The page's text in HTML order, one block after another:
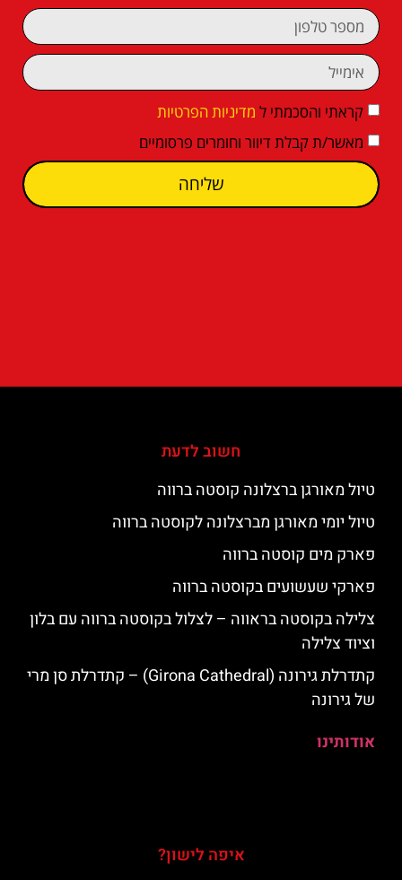
קראתי והסכמתי ל מדיניות הפרטיות
מאשר/ת קבלת דיוור וחומרים פרסומיים
שליחה
חשוב לדעת
טיול מאורגן ברצלונה קוסטה ברווה
טיול יומי מאורגן מברצלונה לקוסטה ברווה
פארק מים קוסטה ברווה
פארקי שעשועים בקוסטה ברווה
צלילה בקוסטה בראווה – לצלול בקוסטה ברווה עם בלון
וציוד צלילה
קתדרלת גירונה (Girona Cathedral) – קתדרלת סן מרי
של גירונה
אודותינו
איפה לישון?